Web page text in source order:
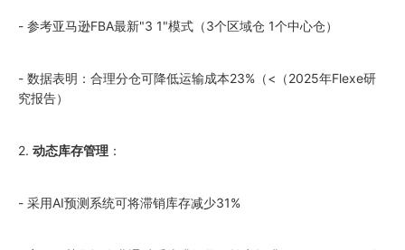
- 参考亚马逊FBA最新"3 1"模式（3个区域仓 1个中心仓）
- 数据表明：合理分仓可降低运输成本23%（<（2025年Flexe研
究报告）
2. 动态库存管理 ：
- 采用AI预测系统可将滞销库存减少31%